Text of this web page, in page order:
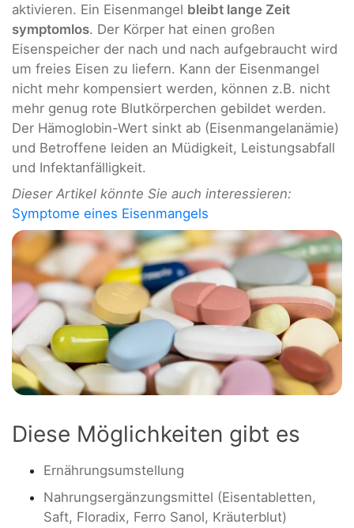
aktivieren. Ein Eisenmangel bleibt lange Zeit
symptomlos. Der Körper hat einen großen
Eisenspeicher der nach und nach aufgebraucht wird
um freies Eisen zu liefern. Kann der Eisenmangel
nicht mehr kompensiert werden, können z.B. nicht
mehr genug rote Blutkörperchen gebildet werden.
Der Hämoglobin-Wert sinkt ab (Eisenmangelanämie)
und Betroffene leiden an Müdigkeit, Leistungsabfall
und Infektanfälligkeit.
Dieser Artikel könnte Sie auch interessieren:
Symptome eines Eisenmangels
Diese Möglichkeiten gibt es
Ernährungsumstellung
Nahrungsergänzungsmittel (Eisentabletten,
Saft, Floradix, Ferro Sanol, Kräuterblut)